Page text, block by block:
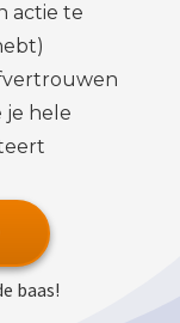
actie te
je hele
baas!